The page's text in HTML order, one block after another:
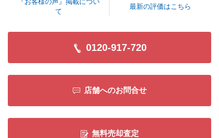
て
最新の評価はこちら
0120-917-720
店舗へのお問合せ
無料売却査定